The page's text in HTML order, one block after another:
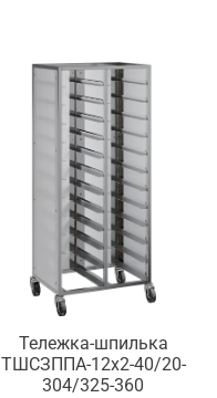
Тележка-шпилька
ТШСЗППА-12х2-40/20-
304/325-360